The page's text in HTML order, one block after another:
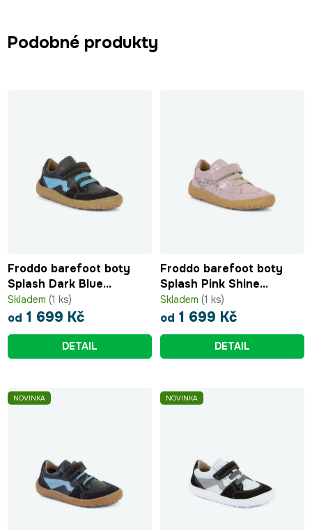
Podobné produkty
Froddo barefoot boty
Splash Dark Blue
G3130263
Skladem (1 ks)
od 1 699 Kč
DETAIL
Froddo barefoot boty
Splash Pink Shine
G3130263-6
Skladem (1 ks)
od 1 699 Kč
DETAIL
NOVINKA NOVINKA